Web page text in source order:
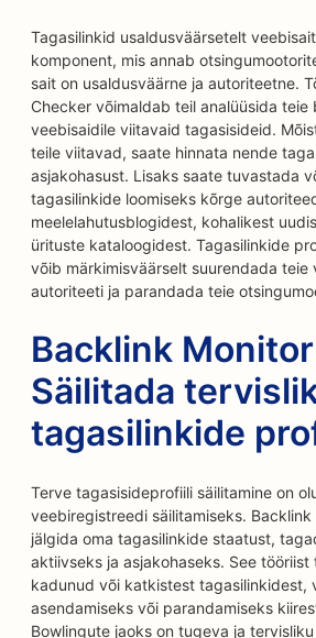
Tagasilinkid usaldusväärsetelt
komponent, mis annab
sait on usaldusväärne ja autoriteetne.
Checker võimaldab teil analüüsida teie
veebisaidile viitavaid tagasisideid.
teile viitavad, saate hinnata nende
asjakohasust. Lisaks saate tuvastada
tagasilinkide loomiseks kõrge
meelelahutusblogidest, kohalikest
ürituste kataloogidest. Tagasilinkide
võib märkimisväärselt suurendada teie
autoriteeti ja parandada teie
Backlink
Säilitada
tagasilinkide
Terve tagasisideprofiili säilitamine on
veebiregistreedi säilitamiseks.
jälgida oma tagasilinkide staatust,
aktiivseks ja asjakohaseks. See
kadunud või katkistest tagasilinkidest,
asendamiseks või parandamiseks
Bowlingute jaoks on tugeva ja